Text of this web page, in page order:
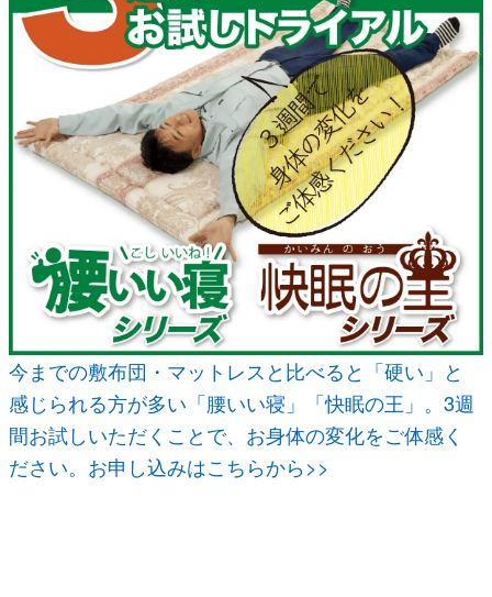
今までの敷布団・マットレスと比べると「硬い」と
感じられる方が多い「腰いい寝」「快眠の王」。3週
間お試しいただくことで、お身体の変化をご体感く
ださい。お申し込みはこちらから>>